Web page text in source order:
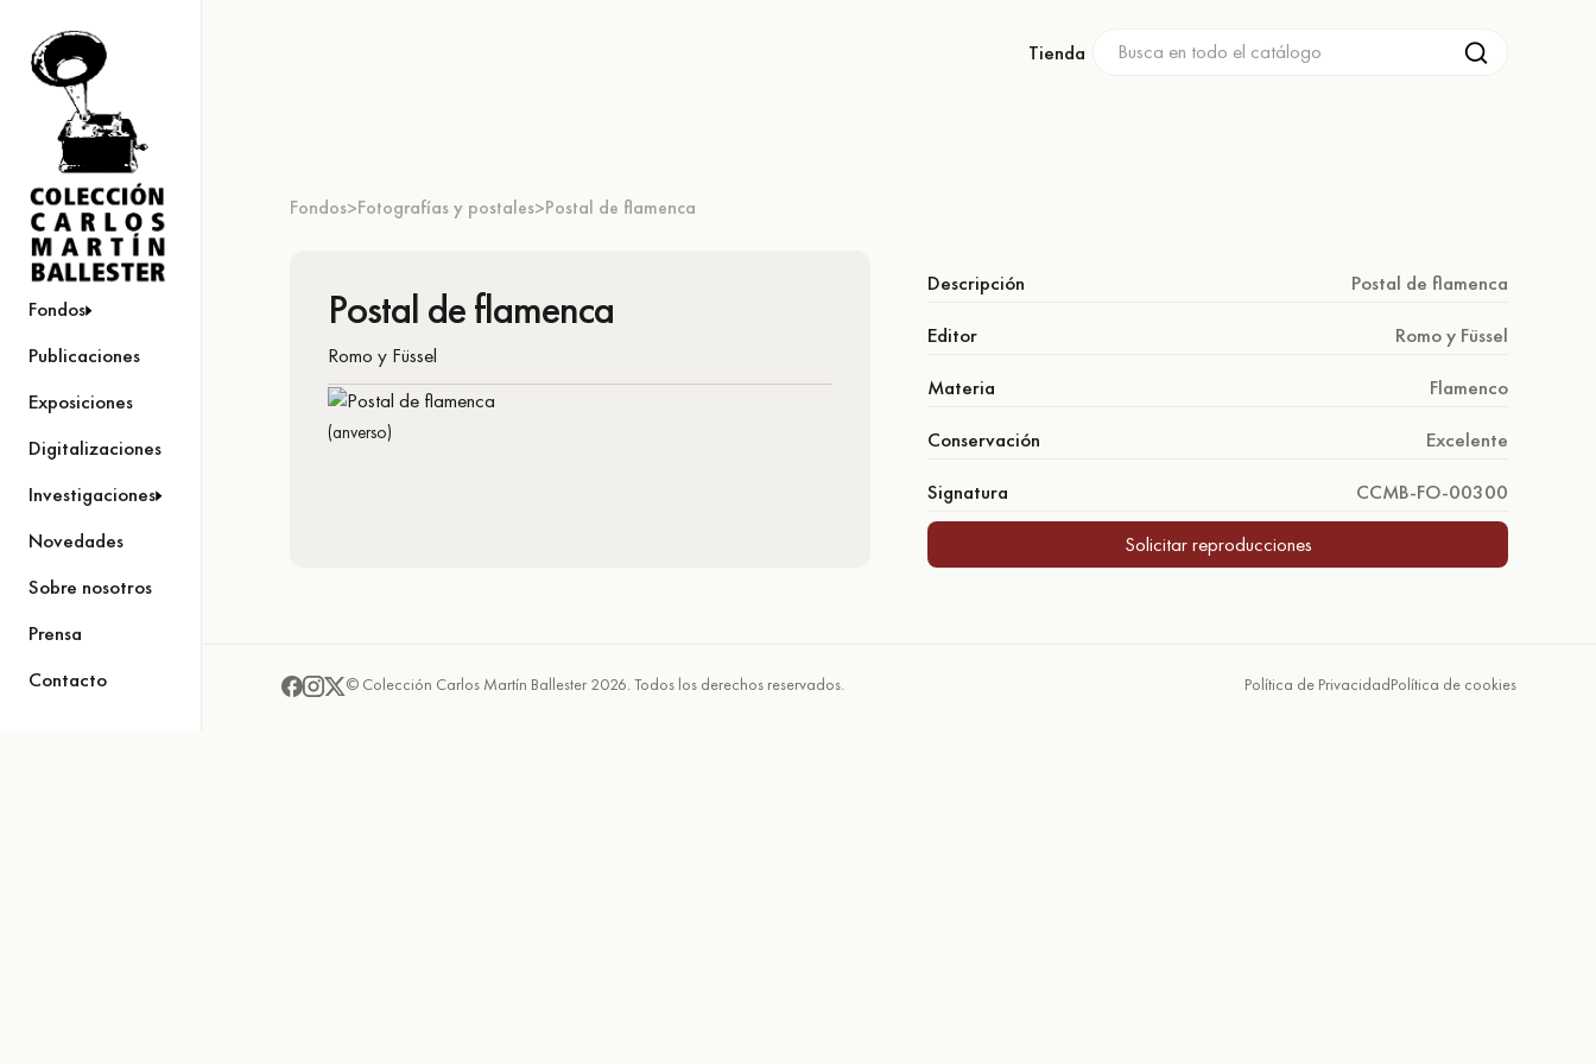
Fondos
Publicaciones
Exposiciones
Digitalizaciones
Investigaciones
Novedades
Sobre nosotros
Prensa
Contacto
Tienda
Fondos>Fotografías y postales>Postal de flamenca
Postal de flamenca
Romo y Füssel
(anverso)
Descripción
Postal de flamenca
Editor
Romo y Füssel
Materia
Flamenco
Conservación
Excelente
Signatura
CCMB-FO-00300
Solicitar reproducciones
© Colección Carlos Martín Ballester 2026. Todos los derechos reservados. Política de PrivacidadPolítica de cookies